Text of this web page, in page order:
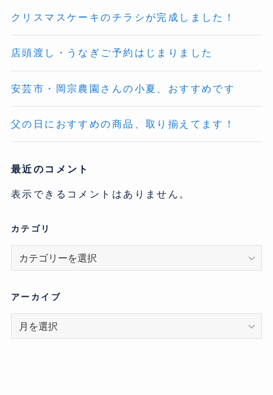
クリスマスケーキのチラシが完成しました！
店頭渡し・うなぎご予約はじまりました
安芸市・岡宗農園さんの小夏、おすすめです
父の日におすすめの商品、取り揃えてます！
最近のコメント
表示できるコメントはありません。
カテゴリ
リ
アーカイブ
ア